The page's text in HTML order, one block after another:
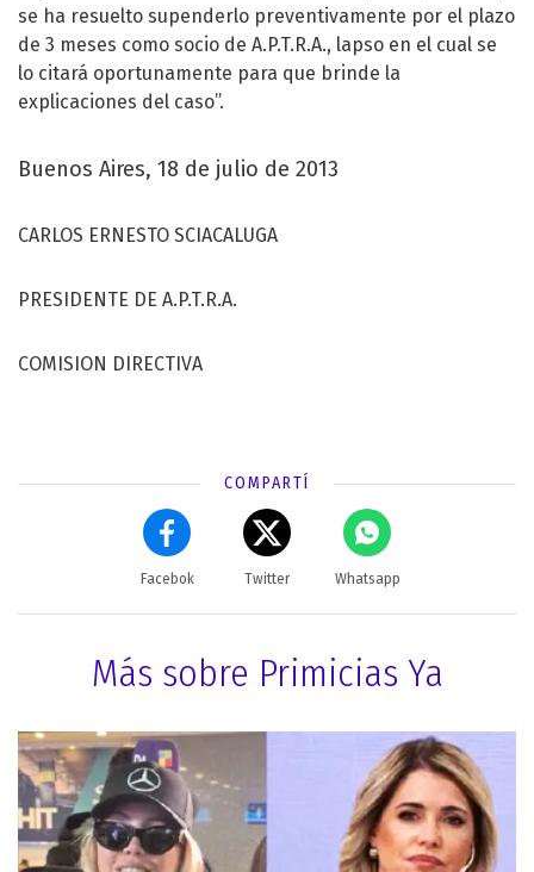
se ha resuelto supenderlo preventivamente por el plazo
de 3 meses como socio de A.P.T.R.A., lapso en el cual se
lo citará oportunamente para que brinde la
explicaciones del caso”.
Buenos Aires, 18 de julio de 2013
CARLOS ERNESTO SCIACALUGA
PRESIDENTE DE A.P.T.R.A.
COMISION DIRECTIVA
COMPARTÍ
Facebok Twitter Whatsapp
Más sobre Primicias Ya